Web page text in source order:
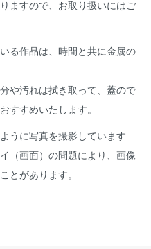
ますので、お取り扱いにはご
る作品は、時間と共に金属の
や汚れは拭き取って、蓋ので
すすめいたします。
うに写真を撮影しています
（画面）の問題により、画像
とがあります。